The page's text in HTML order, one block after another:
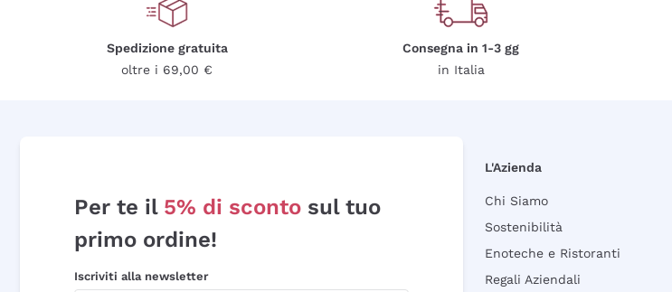
Spedizione gratuita
oltre i 69,00 €
Consegna in 1-3 gg
in Italia
Per te il 5% di sconto sul tuo
primo ordine!
Iscriviti alla newsletter
L'Azienda
Chi Siamo
Sostenibilità
Enoteche e Ristoranti
Regali Aziendali